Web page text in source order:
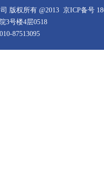
版权所有 @2013 京ICP备号
3号楼4层0518
87513095